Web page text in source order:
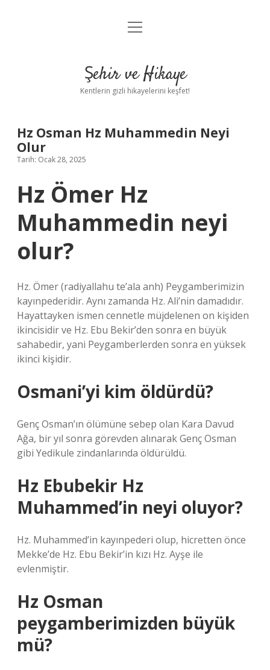
Anasayfa
Yasal Uyarı
menüyü
Şehir ve Hikaye
Kentlerin gizli hikayelerini keşfet!
Hz Osman Hz Muhammedin Neyi
Olur
Tarih: Ocak 28, 2025
Hz Ömer Hz
Muhammedin neyi
olur?
Hz. Ömer (radiyallahu te’ala anh) Peygamberimizin
kayınpederidir. Aynı zamanda Hz. Ali’nin damadıdır.
Hayattayken ismen cennetle müjdelenen on kişiden
ikincisidir ve Hz. Ebu Bekir’den sonra en büyük
sahabedir, yani Peygamberlerden sonra en yüksek
ikinci kişidir.
Osmani’yi kim öldürdü?
Genç Osman’ın ölümüne sebep olan Kara Davud
Ağa, bir yıl sonra görevden alınarak Genç Osman
gibi Yedikule zindanlarında öldürüldü.
Hz Ebubekir Hz
Muhammed’in neyi oluyor?
Hz. Muhammed’in kayınpederi olup, hicretten önce
Mekke’de Hz. Ebu Bekir’in kızı Hz. Ayşe ile
evlenmiştir.
Hz Osman
peygamberimizden büyük
mü?